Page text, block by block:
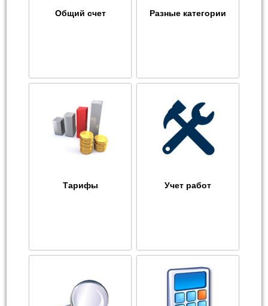
Общий счет Разные категории
Тарифы Учет работ